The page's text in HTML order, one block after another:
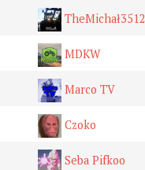
TheMichał3512
MDKW
Marco TV
Czoko
Seba Pifkoo